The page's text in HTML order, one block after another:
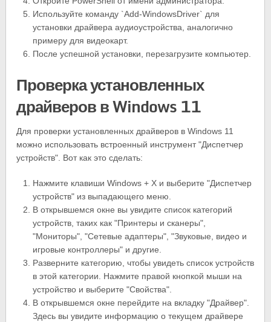
Используйте команду `Add-WindowsDriver` для
установки драйвера аудиоустройства, аналогично
примеру для видеокарт.
После успешной установки, перезагрузите компьютер.
Проверка установленных
драйверов в Windows 11
Для проверки установленных драйверов в Windows 11
можно использовать встроенный инструмент "Диспетчер
устройств". Вот как это сделать:
Нажмите клавиши Windows + X и выберите "Диспетчер
устройств" из выпадающего меню.
В открывшемся окне вы увидите список категорий
устройств, таких как "Принтеры и сканеры",
"Мониторы", "Сетевые адаптеры", "Звуковые, видео и
игровые контроллеры" и другие.
Разверните категорию, чтобы увидеть список устройств
в этой категории. Нажмите правой кнопкой мыши на
устройство и выберите "Свойства".
В открывшемся окне перейдите на вкладку "Драйвер".
Здесь вы увидите информацию о текущем драйвере